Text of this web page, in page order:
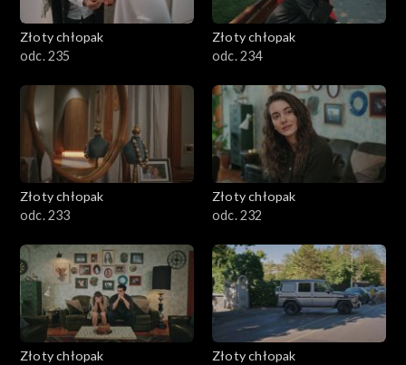
Złoty chłopak
odc. 235
Złoty chłopak
odc. 234
Złoty chłopak
odc. 233
Złoty chłopak
odc. 232
Złoty chłopak
Złoty chłopak